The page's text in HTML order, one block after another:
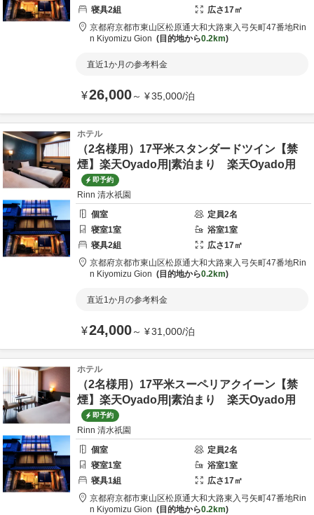
寝具2組 広さ17㎡
京都府京都市東山区松原通大和大路東入弓矢町47番地Rin
n Kiyomizu Gion
目的地から0.2km
直近1か月の参考料金
¥26,000～ ¥35,000/泊
ホテル
（2名様用）17平米スタンダードツイン【禁
煙】楽天Oyado用|素泊まり 楽天Oyado用
即予約
Rinn 清水祇園
個室
定員2名
寝室1室 浴室1室
寝具2組 広さ17㎡
京都府京都市東山区松原通大和大路東入弓矢町47番地Rin
n Kiyomizu Gion
目的地から0.2km
直近1か月の参考料金
¥24,000～ ¥31,000/泊
ホテル
（2名様用）17平米スーペリアクイーン【禁
煙】楽天Oyado用|素泊まり 楽天Oyado用
即予約
Rinn 清水祇園
個室
定員2名
寝室1室 浴室1室
寝具1組 広さ17㎡
京都府京都市東山区松原通大和大路東入弓矢町47番地Rin
n Kiyomizu Gion
目的地から0.2km